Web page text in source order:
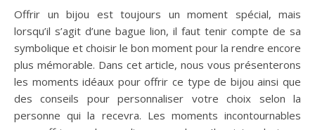
Offrir un bijou est toujours un moment spécial, mais
lorsqu’il s’agit d’une bague lion, il faut tenir compte de sa
symbolique et choisir le bon moment pour la rendre encore
plus mémorable. Dans cet article, nous vous présenterons
les moments idéaux pour offrir ce type de bijou ainsi que
des conseils pour personnaliser votre choix selon la
personne qui la recevra. Les moments incontournables